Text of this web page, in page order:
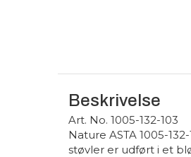
Beskrivelse
Art. No. 1005-132-103
Nature ASTA 1005-
støvler er udført i et